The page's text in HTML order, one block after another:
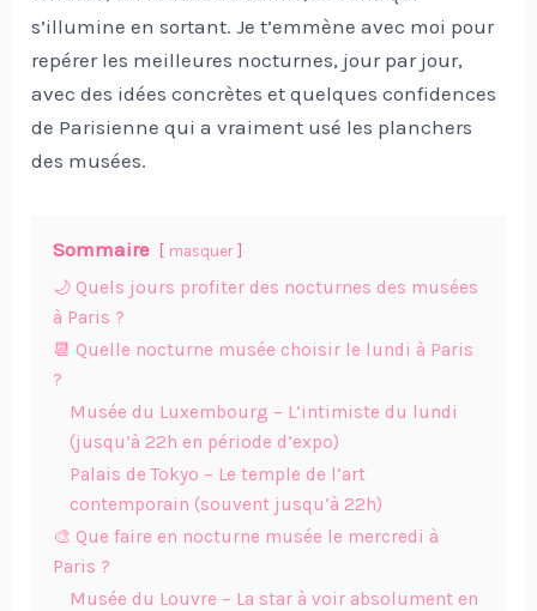
s’illumine en sortant. Je t’emmène avec moi pour
repérer les meilleures nocturnes, jour par jour,
avec des idées concrètes et quelques confidences
de Parisienne qui a vraiment usé les planchers
des musées.
Sommaire masquer
🌙 Quels jours profiter des nocturnes des musées
à Paris ?
📆 Quelle nocturne musée choisir le lundi à Paris
?
Musée du Luxembourg – L’intimiste du lundi
(jusqu’à 22h en période d’expo)
Palais de Tokyo – Le temple de l’art
contemporain (souvent jusqu’à 22h)
🎨 Que faire en nocturne musée le mercredi à
Paris ?
Musée du Louvre – La star à voir absolument en